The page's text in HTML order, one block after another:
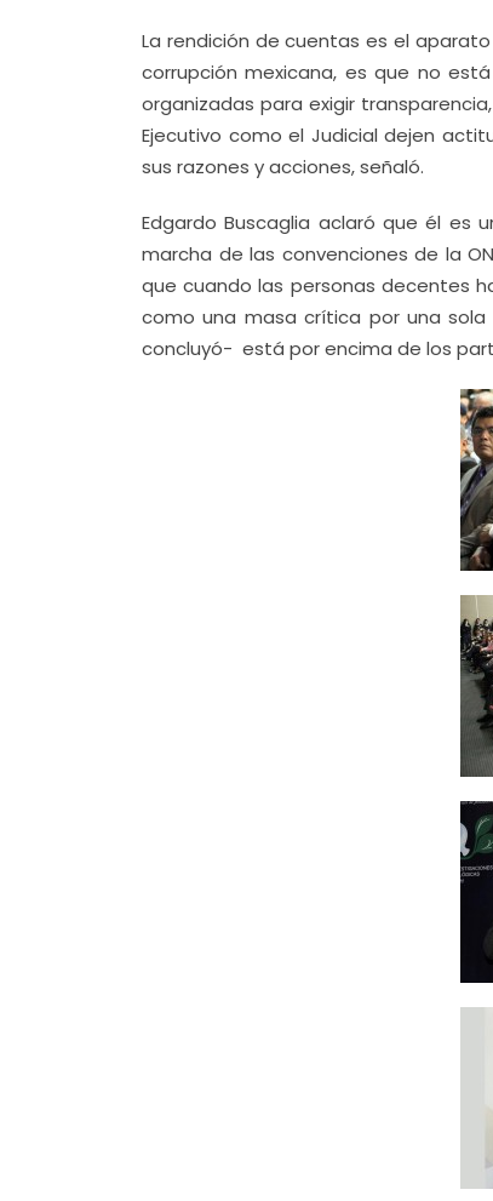
La rendición de cuentas es el
corrupción mexicana, es que no
organizadas para exigir
Ejecutivo como el Judicial dejen
sus razones y acciones, señaló.
Edgardo Buscaglia aclaró que él es
marcha de las convenciones de la
que cuando las personas decentes
como una masa crítica por una
concluyó- está por encima de los